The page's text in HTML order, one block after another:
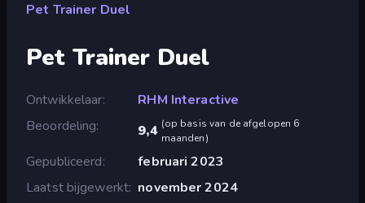
Pet Trainer Duel
Pet Trainer Duel
Ontwikkelaar
RHM Interactive
Beoordeling
9,4 (op basis van de afgelopen 6
maanden)
Gepubliceerd
februari 2023
Laatst bijgewerkt november 2024